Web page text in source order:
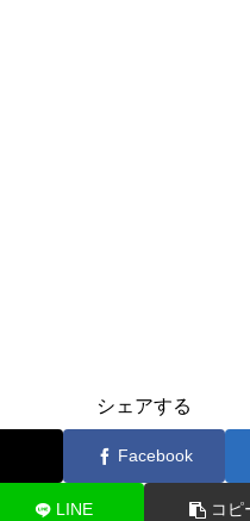
シェアする
Facebook
LINE コピ